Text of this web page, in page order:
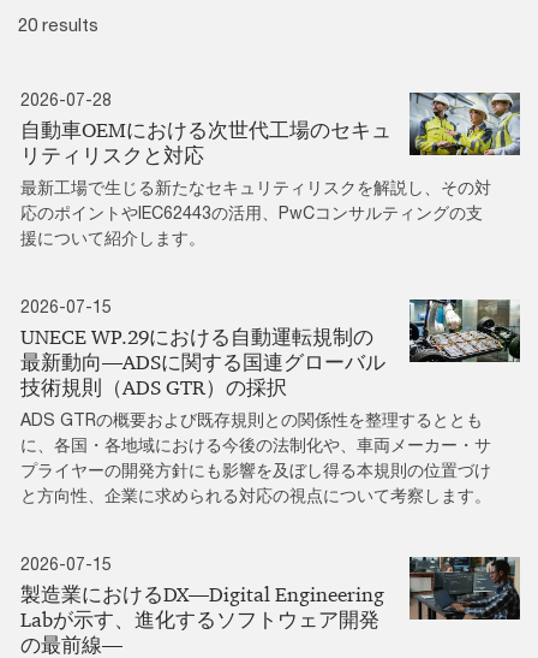
20 results
2026-07-28
自動車OEMにおける次世代工場のセキュ
リティリスクと対応
最新工場で生じる新たなセキュリティリスクを解説し、その対
応のポイントやIEC62443の活用、PwCコンサルティングの支
援について紹介します。
2026-07-15
UNECE WP.29における自動運転規制の
最新動向―ADSに関する国連グローバル
技術規則（ADS GTR）の採択
ADS GTRの概要および既存規則との関係性を整理するととも
に、各国・各地域における今後の法制化や、車両メーカー・サ
プライヤーの開発方針にも影響を及ぼし得る本規則の位置づけ
と方向性、企業に求められる対応の視点について考察します。
2026-07-15
製造業におけるDX―Digital Engineering
Labが示す、進化するソフトウェア開発
の最前線―